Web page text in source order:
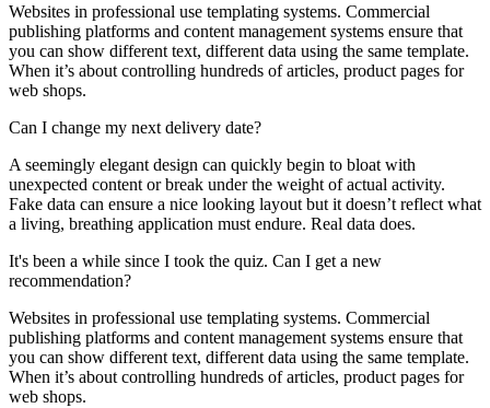
Websites in professional use templating systems. Commercial
publishing platforms and content management systems ensure that
you can show different text, different data using the same template.
When it’s about controlling hundreds of articles, product pages for
web shops.
Can I change my next delivery date?
A seemingly elegant design can quickly begin to bloat with
unexpected content or break under the weight of actual activity.
Fake data can ensure a nice looking layout but it doesn’t reflect what
a living, breathing application must endure. Real data does.
It's been a while since I took the quiz. Can I get a new
recommendation?
Websites in professional use templating systems. Commercial
publishing platforms and content management systems ensure that
you can show different text, different data using the same template.
When it’s about controlling hundreds of articles, product pages for
web shops.